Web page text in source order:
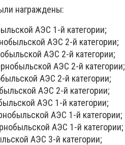
награждены:
АЭС 1-й категории;
АЭС 2-й категории;
АЭС 2-й категории;
АЭС 2-й категории;
АЭС 2-й категории;
АЭС 2-й категории;
АЭС 1-й категории;
АЭС 1-й категории;
АЭС 1-й категории;
АЭС 3-й категории;